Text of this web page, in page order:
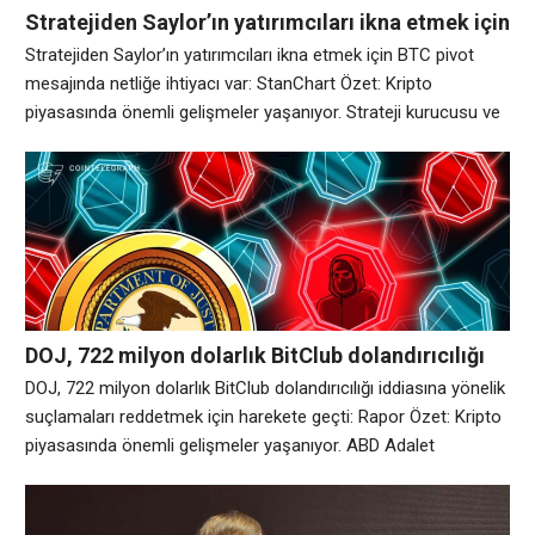
Stratejiden Saylor’ın yatırımcıları ikna etmek için
BTC pivot mesajında ​​netliğe ihtiyacı var:
StanChart
Stratejiden Saylor’ın yatırımcıları ikna etmek için BTC pivot
mesajında ​​netliğe ihtiyacı var: StanChart Özet: Kripto
piyasasında önemli gelişmeler yaşanıyor. Strateji kurucusu ve
kazanmasına yardımcı olmak için Saylor’ın mesajının daha
fazla açıklığa ihtiyaç duyduğunu düşünmesi nedeniyle
yatırımcılara son sinyalini sunmak için Pazar günü bir kez daha
sosyal medyaya gitti.
DOJ, 722 milyon dolarlık BitClub dolandırıcılığı
iddiasına yönelik suçlamaları reddetmek için
harekete geçti: Rapor
DOJ, 722 milyon dolarlık BitClub dolandırıcılığı iddiasına yönelik
suçlamaları reddetmek için harekete geçti: Rapor Özet: Kripto
piyasasında önemli gelişmeler yaşanıyor. ABD Adalet